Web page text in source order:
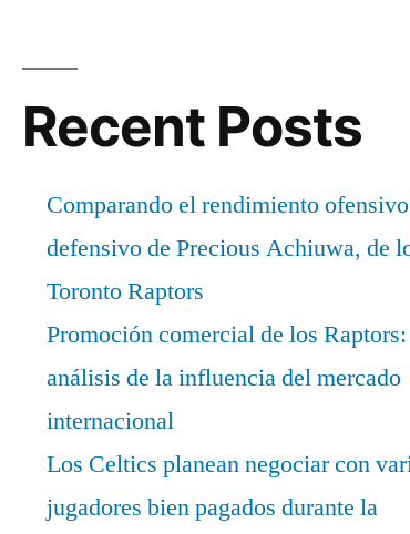
Recent Posts
Comparando el rendimiento
defensivo de Precious Achiuwa, de
Toronto Raptors
Promoción comercial de los
análisis de la influencia del mercado
internacional
Los Celtics planean negociar con
jugadores bien pagados durante la